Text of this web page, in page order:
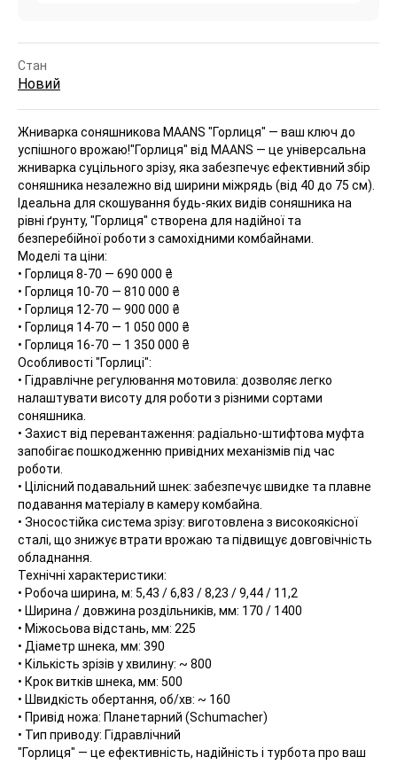
Стан
Новий
Жниварка соняшникова MAANS "Горлиця" — ваш ключ до
успішного врожаю!"Горлиця" від MAANS — це універсальна
жниварка суцільного зрізу, яка забезпечує ефективний збір
соняшника незалежно від ширини міжрядь (від 40 до 75 см).
Ідеальна для скошування будь-яких видів соняшника на
рівні ґрунту, "Горлиця" створена для надійної та
безперебійної роботи з самохідними комбайнами.
Моделі та ціни:
• Горлиця 8-70 — 690 000 ₴
• Горлиця 10-70 — 810 000 ₴
• Горлиця 12-70 — 900 000 ₴
• Горлиця 14-70 — 1 050 000 ₴
• Горлиця 16-70 — 1 350 000 ₴
Особливості "Горлиці":
• Гідравлічне регулювання мотовила: дозволяє легко
налаштувати висоту для роботи з різними сортами
соняшника.
• Захист від перевантаження: радіально-штифтова муфта
запобігає пошкодженню привідних механізмів під час
роботи.
• Цілісний подавальний шнек: забезпечує швидке та плавне
подавання матеріалу в камеру комбайна.
• Зносостійка система зрізу: виготовлена з високоякісної
сталі, що знижує втрати врожаю та підвищує довговічність
обладнання.
Технічні характеристики:
• Робоча ширина, м: 5,43 / 6,83 / 8,23 / 9,44 / 11,2
• Ширина / довжина роздільників, мм: 170 / 1400
• Міжосьова відстань, мм: 225
• Діаметр шнека, мм: 390
• Кількість зрізів у хвилину: ~ 800
• Крок витків шнека, мм: 500
• Швидкість обертання, об/хв: ~ 160
• Привід ножа: Планетарний (Schumacher)
• Тип приводу: Гідравлічний
"Горлиця" — це ефективність, надійність і турбота про ваш